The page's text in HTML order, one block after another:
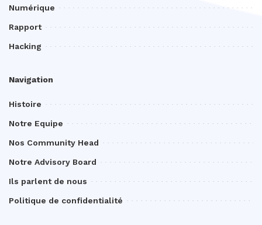
Numérique
Rapport
Hacking
Navigation
Histoire
Notre Equipe
Nos Community Head
Notre Advisory Board
Ils parlent de nous
Politique de confidentialité